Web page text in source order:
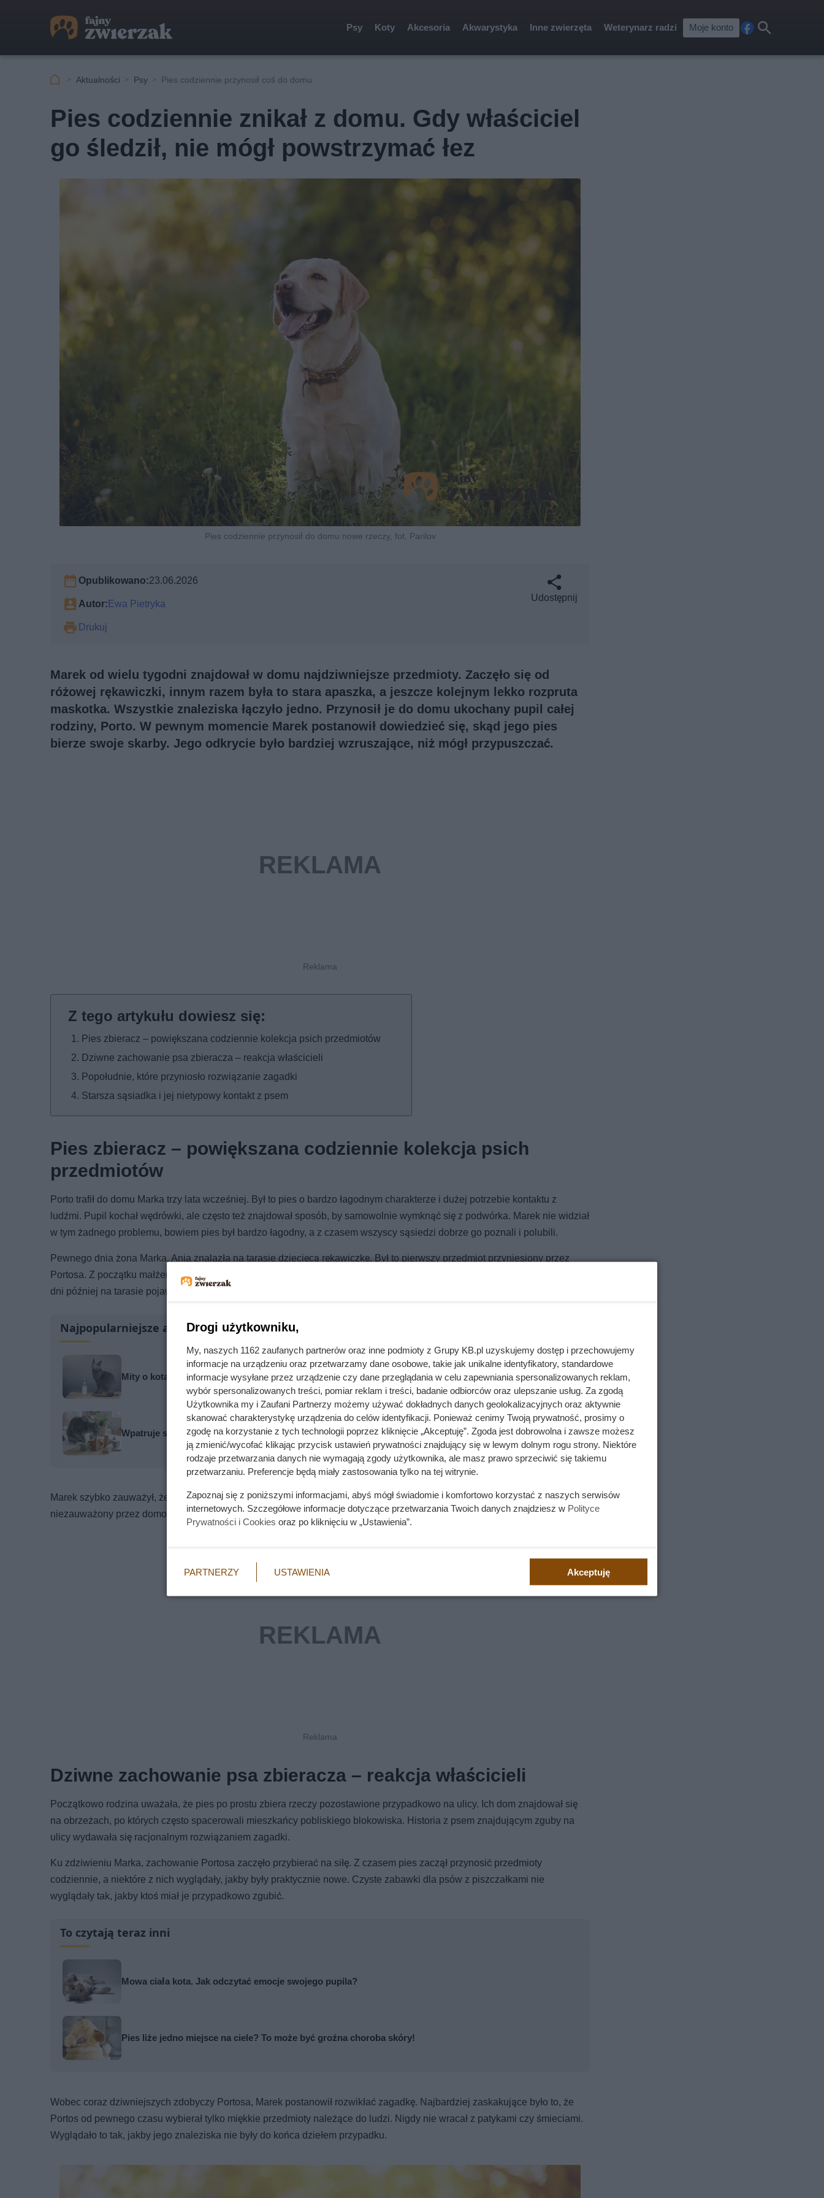
Psy Koty Akcesoria Akwarystyka Inne zwierzęta Weterynarz radzi Moje konto
cebkaj
Aktualności Psy Pies codziennie przynosił coś do domu
Pies codziennie znikał z domu. Gdy właściciel
go śledził, nie mógł powstrzymać łez
Pies codziennie przynosił do domu nowe rzeczy, fot. Parilov
Opublikowano:23.06.2026
Autor:Ewa Pietryka
Drukuj
Udostępnij
Marek od wielu tygodni znajdował w domu najdziwniejsze przedmioty. Zaczęło się od
różowej rękawiczki, innym razem była to stara apaszka, a jeszcze kolejnym lekko rozpruta
maskotka. Wszystkie znaleziska łączyło jedno. Przynosił je do domu ukochany pupil całej
rodziny, Porto. W pewnym momencie Marek postanowił dowiedzieć się, skąd jego pies
bierze swoje skarby. Jego odkrycie było bardziej wzruszające, niż mógł przypuszczać.
Pies zbieracz – powiększana codziennie kolekcja psich przedmiotów
Dziwne zachowanie psa zbieracza – reakcja właścicieli
Popołudnie, które przyniosło rozwiązanie zagadki
Starsza sąsiadka i jej nietypowy kontakt z psem
Pies zbieracz – powiększana codziennie kolekcja psich
przedmiotów
Porto trafił do domu Marka trzy lata wcześniej. Był to pies o bardzo łagodnym charakterze i dużej potrzebie kontaktu z
ludźmi. Pupil kochał wędrówki, ale często też znajdował sposób, by samowolnie wymknąć się z podwórka. Marek nie widział
w tym żadnego problemu, bowiem pies był bardzo łagodny, a z czasem wszyscy sąsiedzi dobrze go poznali i polubili.
Pewnego dnia żona Marka, Ania znalazła na tarasie dziecięcą rękawiczkę. Był to pierwszy przedmiot przyniesiony przez
Portosa. Z początku małżeństwo zupełnie nie wiedziało, w jaki sposób to znalezisko pojawiło się na ich posesji. Już kilka
dni później na tarasie pojawiła się stara łyżka, innym razem chustka, a jeszcze kolejnym lekko rozpruta maskotka.
Najpopularniejsze artykuły
Mity o kotach, w które wciąż wierzymy. Jeden z nich kosztuje zdrowie tysięcy zwierząt
Wpatruje się w pustą ścianę lub ciemny kąt? Wyjaśnienie kota nie ma nic wspólnego z duchami
Marek szybko zauważył, że Portos nauczył się otwierać furtkę. Czasem wchodził i wychodził z posesji praktycznie
niezauważony przez domowników. Wtedy okazało się, że to właśnie pies przynosi na podwórko najdziwniejsze przedmioty.
Dziwne zachowanie psa zbieracza – reakcja właścicieli
Początkowo rodzina uważała, że pies po prostu zbiera rzeczy pozostawione przypadkowo na ulicy. Ich dom znajdował się
na obrzeżach, po których często spacerowali mieszkańcy pobliskiego blokowiska. Historia z psem znajdującym zguby na
ulicy wydawała się racjonalnym rozwiązaniem zagadki.
Ku zdziwieniu Marka, zachowanie Portosa zaczęło przybierać na siłę. Z czasem pies zaczął przynosić przedmioty
codziennie, a niektóre z nich wyglądały, jakby były praktycznie nowe. Czyste zabawki dla psów z piszczałkami nie
wyglądały tak, jakby ktoś miał je przypadkowo zgubić.
To czytają teraz inni
Mowa ciała kota. Jak odczytać emocje swojego pupila?
Pies liże jedno miejsce na ciele? To może być groźna choroba skóry!
Wobec coraz dziwniejszych zdobyczy Portosa, Marek postanowił rozwikłać zagadkę. Najbardziej zaskakujące było to, że
Portos od pewnego czasu wybierał tylko miękkie przedmioty należące do ludzi. Nigdy nie wracał z patykami czy śmieciami.
Wyglądało to tak, jakby jego znaleziska nie były do końca dziełem przypadku.
Drogi użytkowniku,
My, naszych 1162 zaufanych partnerów oraz inne podmioty z Grupy KB.pl uzyskujemy dostęp i przechowujemy
informacje na urządzeniu oraz przetwarzamy dane osobowe, takie jak unikalne identyfikatory, standardowe
informacje wysyłane przez urządzenie czy dane przeglądania w celu zapewniania spersonalizowanych reklam,
wybór spersonalizowanych treści, pomiar reklam i treści, badanie odbiorców oraz ulepszanie usług. Za zgodą
Użytkownika my i Zaufani Partnerzy możemy używać dokładnych danych geolokalizacyjnych oraz aktywnie
skanować charakterystykę urządzenia do celów identyfikacji. Ponieważ cenimy Twoją prywatność, prosimy o
zgodę na korzystanie z tych technologii poprzez kliknięcie „Akceptuję”. Zgoda jest dobrowolna i zawsze możesz
ją zmienić/wycofać klikając przycisk ustawień prywatności znajdujący się w lewym dolnym rogu strony. Niektóre
rodzaje przetwarzania danych nie wymagają zgody użytkownika, ale masz prawo sprzeciwić się takiemu
przetwarzaniu. Preferencje będą miały zastosowania tylko na tej witrynie.
Zapoznaj się z poniższymi informacjami, abyś mógł świadomie i komfortowo korzystać z naszych serwisów
internetowych. Szczegółowe informacje dotyczące przetwarzania Twoich danych znajdziesz w Polityce
Prywatności i Cookies oraz po kliknięciu w „Ustawienia”.
PARTNERZY USTAWIENIA Akceptuję